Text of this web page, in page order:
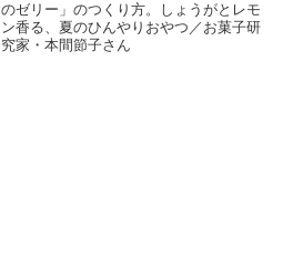
のゼリー」のつくり方。しょうがとレモ
ン香る、夏のひんやりおやつ／お菓子研
究家・本間節子さん